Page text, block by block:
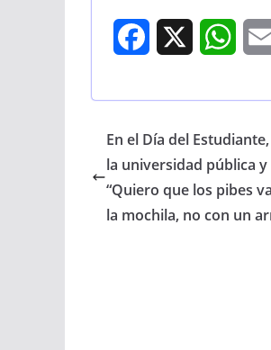
e
o
W
t
A
En el Día del
la universidad pública
“Quiero que los pibes
la mochila, no con un